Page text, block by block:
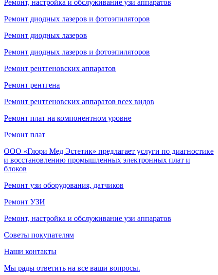
Ремонт, настройка и обслуживание узи аппаратов
Ремонт диодных лазеров и фотоэпиляторов
Ремонт диодных лазеров
Ремонт диодных лазеров и фотоэпиляторов
Ремонт рентгеновских аппаратов
Ремонт рентгена
Ремонт рентгеновских аппаратов всех видов
Ремонт плат на компонентном уровне
Ремонт плат
ООО «Глори Мед Эстетик» предлагает услуги по диагностике
и восстановлению промышленных электронных плат и
блоков
Ремонт узи оборудования, датчиков
Ремонт УЗИ
Ремонт, настройка и обслуживание узи аппаратов
Советы покупателям
Наши контакты
Мы рады ответить на все ваши вопросы.